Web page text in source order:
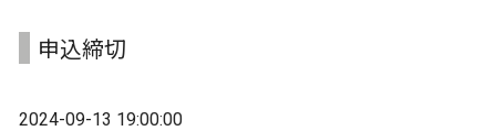
申込締切
2024-09-13 19:00:00